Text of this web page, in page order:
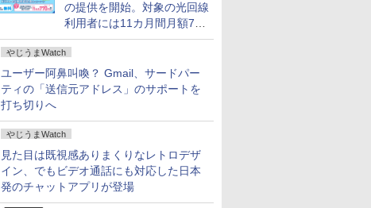
の提供を開始。対象の光回線
利用者には11カ月間月額770
円割引のキャンペーン
やじうまWatch
ユーザー阿鼻叫喚？ Gmail、サードパー
ティの「送信元アドレス」のサポートを
打ち切りへ
やじうまWatch
見た目は既視感ありまくりなレトロデザ
イン、でもビデオ通話にも対応した日本
発のチャットアプリが登場